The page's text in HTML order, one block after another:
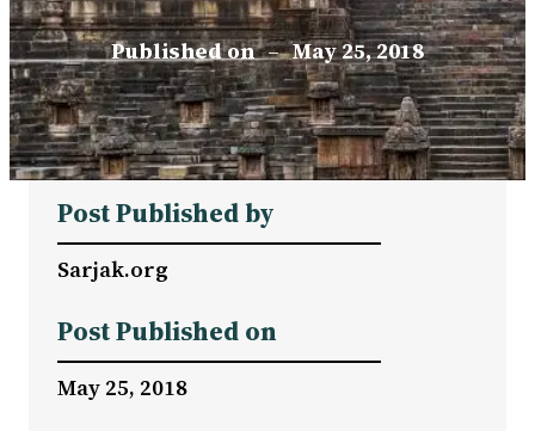
Published on – May 25, 2018
Post Published by
Sarjak.org
Post Published on
May 25, 2018